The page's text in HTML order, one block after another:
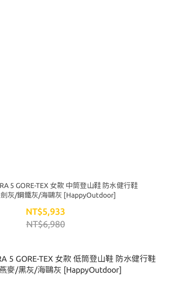
5 GORE-TEX 女款 中筒登山鞋 防水健行鞋
灰/鋼鐵灰/海鷗灰 [HappyOutdoor]
NT$5,933
NT$6,980